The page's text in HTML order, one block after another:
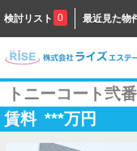
検討リスト 0 最近見た物
トニーコート弐
賃料 ***万円